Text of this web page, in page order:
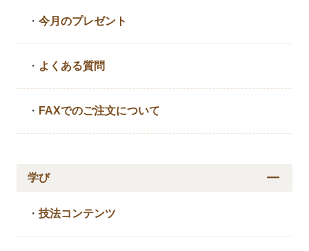
・今月のプレゼント
・ よくある質問
・ FAXでのご注文について
学び
・技法コンテンツ